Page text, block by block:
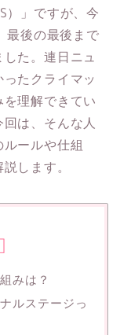
）」ですが、今
最後の最後まで
た。連日ニュ
たクライマッ
理解できてい
は、そんな人
ールや仕組
します。
]
みは？
ルステージっ